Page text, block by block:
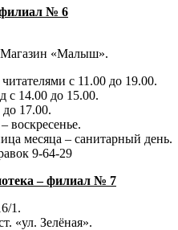
№ 6
«Малыш».
с 11.00 до 19.00.
с 14.00 до 15.00.
17.00.
воскресенье.
месяца – санитарный день.
9-64-29
– филиал № 7
1.
«ул. Зелёная».